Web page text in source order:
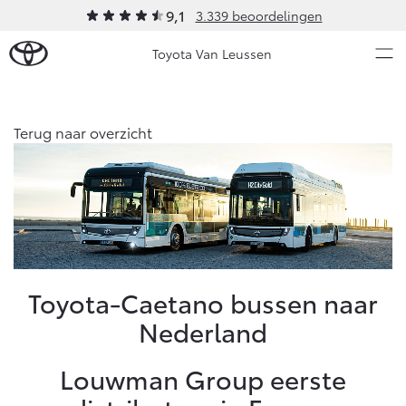
9,1 3.339 beoordelingen
Toyota Van Leussen
Ons bedrijf
Ons bedrijf
Contact en Route
Vacatures
Klantbeoordelingen
Aygo X
HYBRIDE
Vanaf € 23.750,-
Yaris
HYBRIDE
Vanaf € 27.195,-
Occasions
Diensten
Terug naar overzicht
Toyota-Caetano bussen naar
Nederland
Louwman Group eerste